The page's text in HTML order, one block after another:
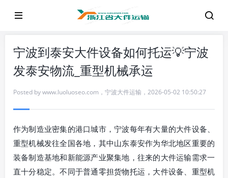
宁波到泰安大件设备如何托运💡宁波
发泰安物流_重型机械承运
Posted bywww.luoluoseo.com ， 宁波大件运输 ， 2026-05-02 10:50:27
作为制造业密集的港口城市，宁波每年有大量的大件设备、
重型机械发往全国各地，其中山东泰安作为华北地区重要的
装备制造基地和新能源产业聚集地，往来的大件运输需求一
直十分稳定。不同于普通零担货物托运，大件设备、重型机